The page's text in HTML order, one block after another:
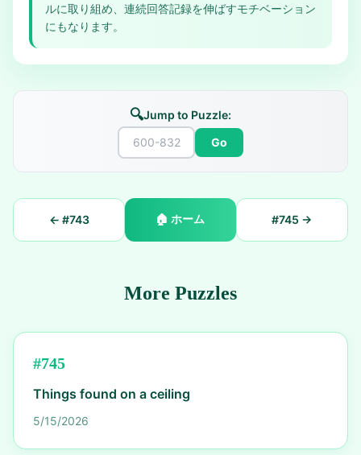
ルに取り組め、連続回答記録を伸ばすモチベーション
にもなります。
🔍Jump to Puzzle:
Go
← #743 🏠ホーム #745 →
More Puzzles
#745
Things found on a ceiling
5/15/2026